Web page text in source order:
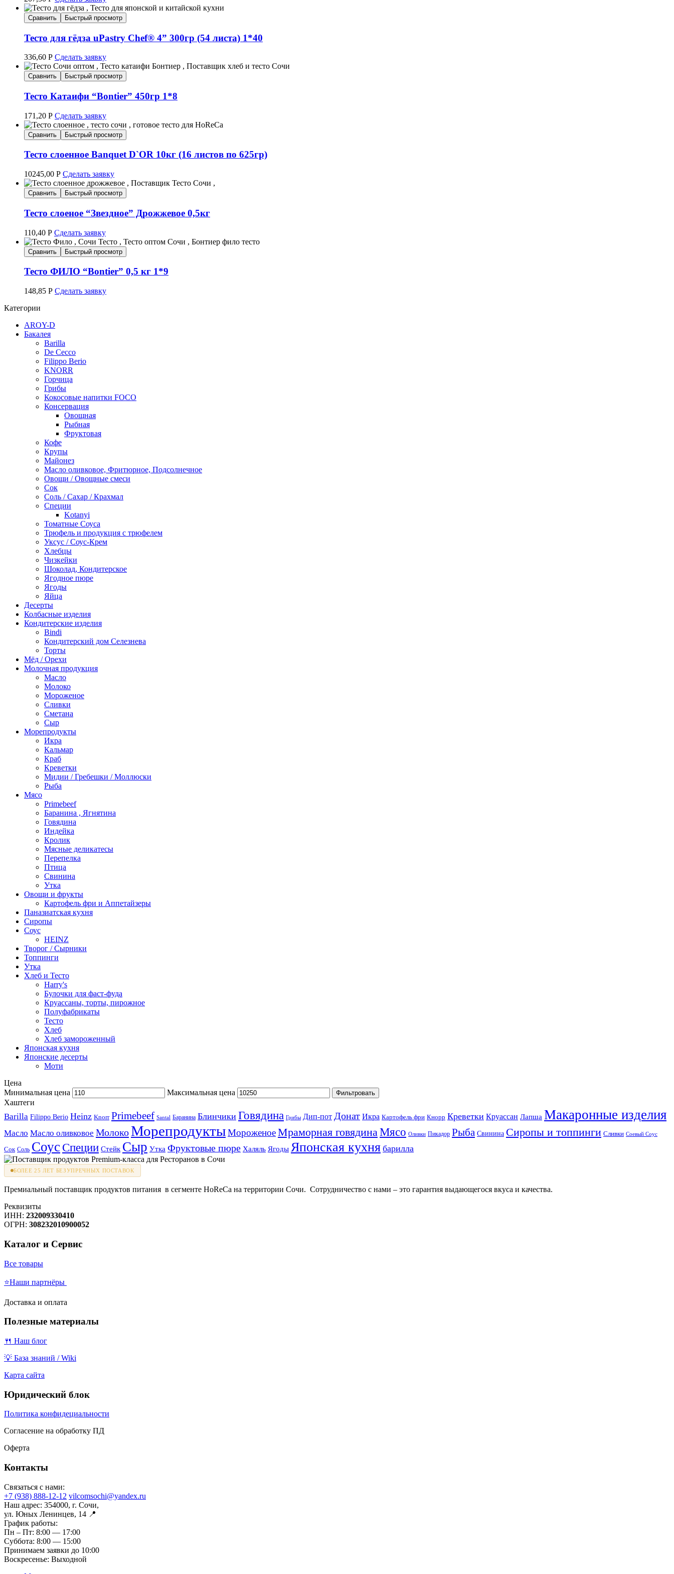
Сравнить Быстрый просмотр
Тесто для гёдза uPastry Chef® 4” 300гр (54 листа) 1*40
336,60 Р Сделать заявку
Сравнить Быстрый просмотр
Тесто Катаифи “Bontier” 450гр 1*8
171,20 Р Сделать заявку
Сравнить Быстрый просмотр
Тесто слоенное Banquet D`OR 10кг (16 листов по 625гр)
10245,00 Р Сделать заявку
Сравнить Быстрый просмотр
Тесто слоеное “Звездное” Дрожжевое 0,5кг
110,40 Р Сделать заявку
Сравнить Быстрый просмотр
Тесто ФИЛО “Bontier” 0,5 кг 1*9
148,85 Р Сделать заявку
Категории
AROY-D
Бакалея
Barilla
De Cecco
Filippo Berio
KNORR
Горчица
Грибы
Кокосовые напитки FOCO
Консервация
Овощная
Рыбная
Фруктовая
Кофе
Крупы
Майонез
Масло оливковое, Фритюрное, Подсолнечное
Овощи / Овощные смеси
Сок
Соль / Сахар / Крахмал
Специи
Kotanyi
Томатные Соуса
Трюфель и продукция с трюфелем
Уксус / Соус-Крем
Хлебцы
Чизкейки
Шоколад, Кондитерское
Ягодное пюре
Ягоды
Яйца
Десерты
Колбасные изделия
Кондитерские изделия
Bindi
Кондитерский дом Селезнева
Торты
Мёд / Орехи
Молочная продукция
Масло
Молоко
Мороженое
Сливки
Сметана
Сыр
Морепродукты
Икра
Кальмар
Краб
Креветки
Мидии / Гребешки / Моллюски
Рыба
Мясо
Primebeef
Баранина , Ягнятина
Говядина
Индейка
Кролик
Мясные деликатесы
Перепелка
Птица
Свинина
Утка
Овощи и фрукты
Картофель фри и Аппетайзеры
Паназиатская кухня​
Сиропы
Соус
HEINZ
Творог / Сырники
Топпинги
Утка
Хлеб и Тесто
Harry's
Булочки для фаст-фуда
Круассаны, торты, пирожное
Полуфабрикаты
Тесто
Хлеб
Хлеб замороженный
Японская кухня
Японские десерты
Моти
Цена
Минимальная цена
Максимальная цена Фильтровать
Хаштеги
Barilla Filippo Berio Heinz Knorr Primebeef Santal Баранина Блинчики Говядина Грибы Дип-пот Донат Икра Картофель фри Кнорр Креветки Круассан Лапша Макаронные изделия
Масло Масло оливковое МолокоМорепродуктыМороженоеМраморная говядинаМясо Оливки Пикадор Рыба Свинина Сиропы и топпинги Сливки Соевый Соус
Сок Соль Соус Специи Стейк Сыр Утка Фруктовые пюре Халяль Ягоды Японская кухня барилла
БОЛЕЕ 25 ЛЕТ БЕЗУПРЕЧНЫХ ПОСТАВОК
Премиальный поставщик продуктов питания в сегменте HoReCa на территории Сочи. Сотрудничество с нами – это гарантия выдающегося вкуса и качества.
Реквизиты
ИНН: 232009330410
ОГРН: 308232010900052
Каталог и Сервис
Все товары
⭐Наши партнёры
Доставка и оплата
Полезные материалы
🍴 Наш блог
💡 База знаний / Wiki
Карта сайта
Юридический блок
Политика конфидециальности
Согласение на обработку ПД
Оферта
Контакты
Связаться с нами:
+7 (938) 888-12-12 vilcomsochi@yandex.ru
Наш адрес: 354000, г. Сочи,
ул. Юных Ленинцев, 14 📍
График работы:
Пн – Пт: 8:00 — 17:00
Суббота: 8:00 — 15:00
Принимаем заявки до 10:00
Воскресенье: Выходной